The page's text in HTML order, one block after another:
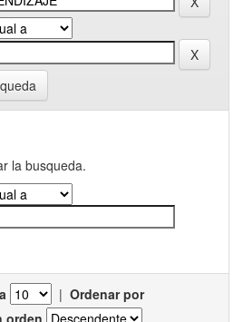
la busqueda.
| Ordenar por
orden